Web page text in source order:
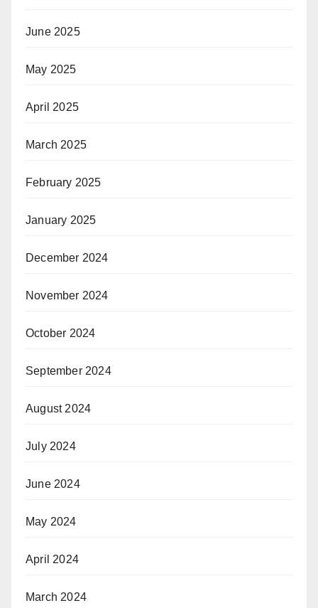
June 2025
May 2025
April 2025
March 2025
February 2025
January 2025
December 2024
November 2024
October 2024
September 2024
August 2024
July 2024
June 2024
May 2024
April 2024
March 2024